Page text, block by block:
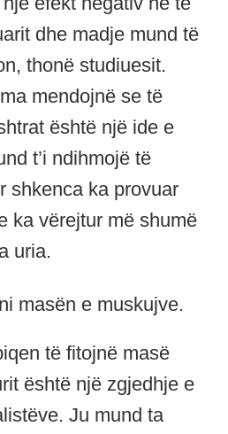
dhe madje mund të
thonë studiuesit.
mendojnë se të
është një ide e
t’i ndihmojë të
shkenca ka provuar
ka vërejtur më shumë
uria.
masën e muskujve.
të fitojnë masë
është një zgjedhje e
Ju mund ta